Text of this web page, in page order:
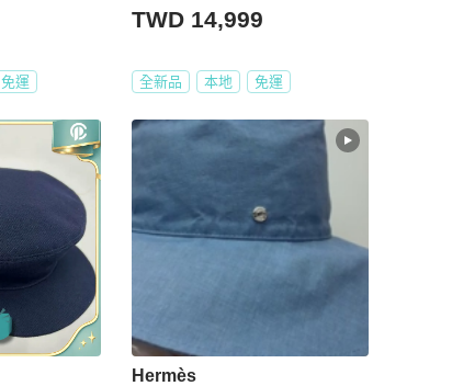
免運
TWD 14,999
全新品 本地 免運
Hermès